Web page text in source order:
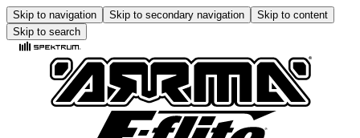
Skip to navigation Skip to secondary navigation
Skip to content
Skip to search